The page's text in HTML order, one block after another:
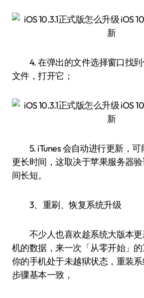
4. 在弹出的文件选择窗口找到
文件，打开它；
5. iTunes 会自动进行更新，可
更长时间，这取决于苹果服务器
间长短。
3、重刷、恢复系统升级
不少人也喜欢趁系统大版本更
机的数据，来一次「从零开始」
你的手机处于未越狱状态，重装
步骤基本一致，